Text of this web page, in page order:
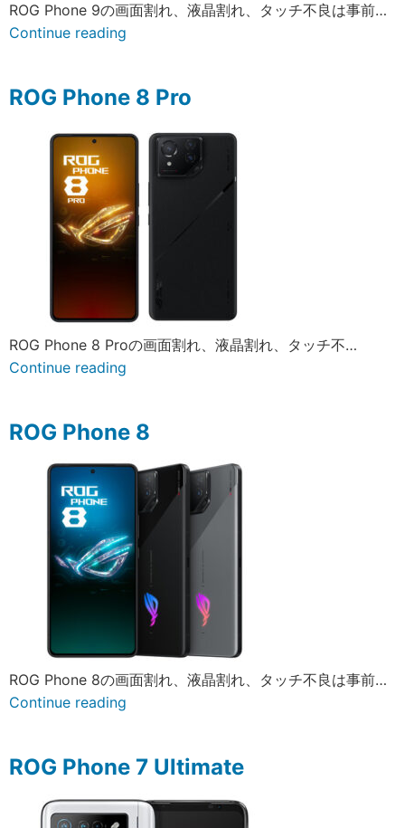
ROG Phone 9の画面割れ、液晶割れ、タッチ不良は事前…
Continue reading
ROG Phone 8 Pro
ROG Phone 8 Proの画面割れ、液晶割れ、タッチ不…
Continue reading
ROG Phone 8
ROG Phone 8の画面割れ、液晶割れ、タッチ不良は事前…
Continue reading
ROG Phone 7 Ultimate